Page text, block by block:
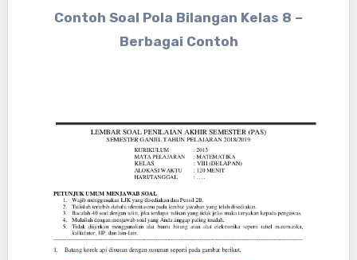
Contoh Soal Pola Bilangan Kelas 8 –
Berbagai Contoh